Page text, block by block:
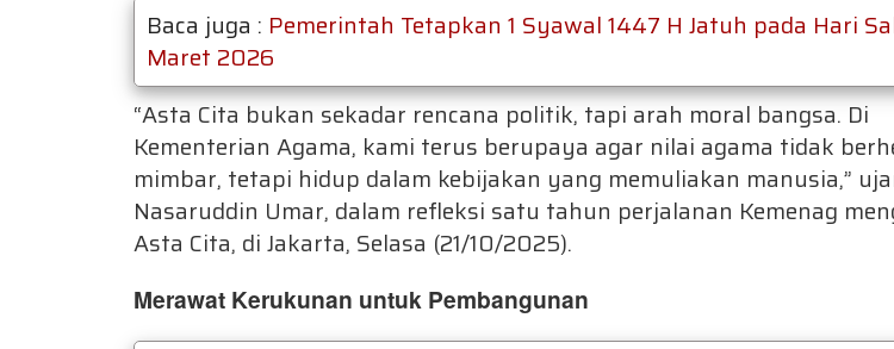
Baca juga : Pemerintah Tetapkan 1 Syawal 1447 H Jatuh pada Hari
Maret 2026
“Asta Cita bukan sekadar rencana politik, tapi arah moral bangsa. Di
Kementerian Agama, kami terus berupaya agar nilai agama tidak
mimbar, tetapi hidup dalam kebijakan yang memuliakan manusia,”
Nasaruddin Umar, dalam refleksi satu tahun perjalanan Kemenag
Asta Cita, di Jakarta, Selasa (21/10/2025).
Merawat Kerukunan untuk Pembangunan